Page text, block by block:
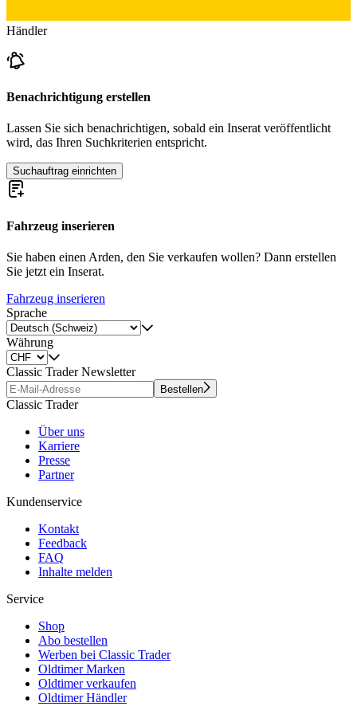
Händler
Benachrichtigung erstellen
Lassen Sie sich benachrichtigen, sobald ein Inserat veröffentlicht
wird, das Ihren Suchkriterien entspricht.
Suchauftrag einrichten
Fahrzeug inserieren
Sie haben einen Arden, den Sie verkaufen wollen? Dann erstellen
Sie jetzt ein Inserat.
Fahrzeug inserieren
Sprache
Währung
Classic Trader Newsletter
Bestellen
Classic Trader
Über uns
Karriere
Presse
Partner
Kundenservice
Kontakt
Feedback
FAQ
Inhalte melden
Service
Shop
Abo bestellen
Werben bei Classic Trader
Oldtimer Marken
Oldtimer verkaufen
Oldtimer Händler